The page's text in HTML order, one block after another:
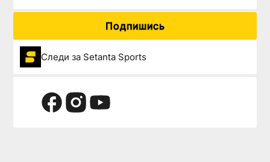
Подпишись
Следи за Setanta Sports